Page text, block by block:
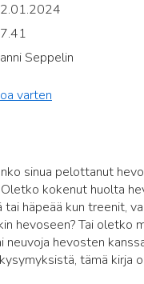
Seppelin
varten
sinua pelottanut
kokenut huolta
häpeää kun treenit,
hevoseen? Tai oletko
hevosten
tämä kirja